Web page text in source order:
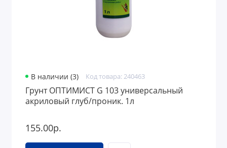
В наличии (3) Код товара: 240463
Грунт ОПТИМИСТ G 103 универсальный
акриловый глуб/проник. 1л
155.00р.